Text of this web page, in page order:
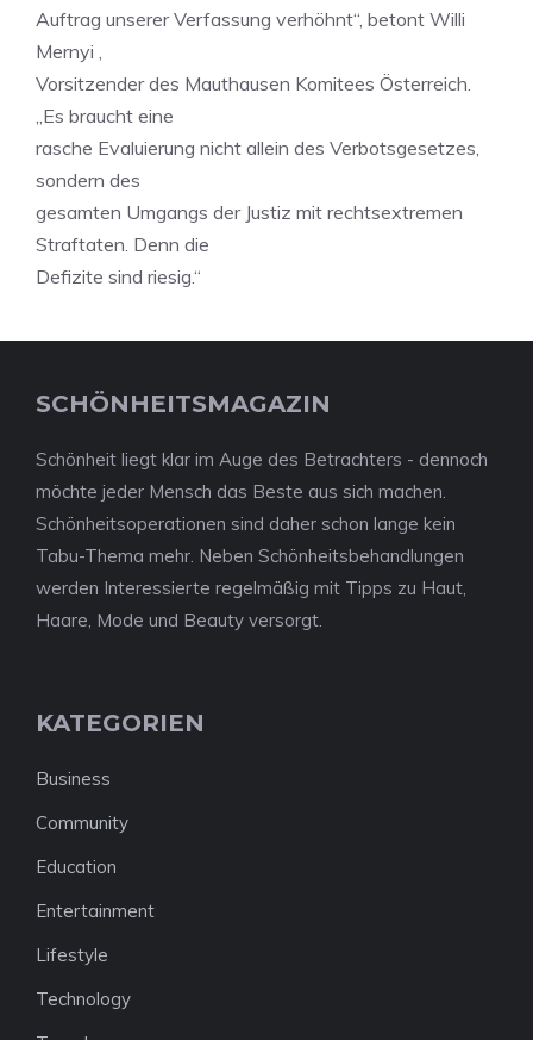
Auftrag unserer Verfassung verhöhnt“, betont Willi
Mernyi ,
Vorsitzender des Mauthausen Komitees Österreich.
„Es braucht eine
rasche Evaluierung nicht allein des Verbotsgesetzes,
sondern des
gesamten Umgangs der Justiz mit rechtsextremen
Straftaten. Denn die
Defizite sind riesig.“
SCHÖNHEITSMAGAZIN
Schönheit liegt klar im Auge des Betrachters - dennoch
möchte jeder Mensch das Beste aus sich machen.
Schönheitsoperationen sind daher schon lange kein
Tabu-Thema mehr. Neben Schönheitsbehandlungen
werden Interessierte regelmäßig mit Tipps zu Haut,
Haare, Mode und Beauty versorgt.
KATEGORIEN
Business
Community
Education
Entertainment
Lifestyle
Technology